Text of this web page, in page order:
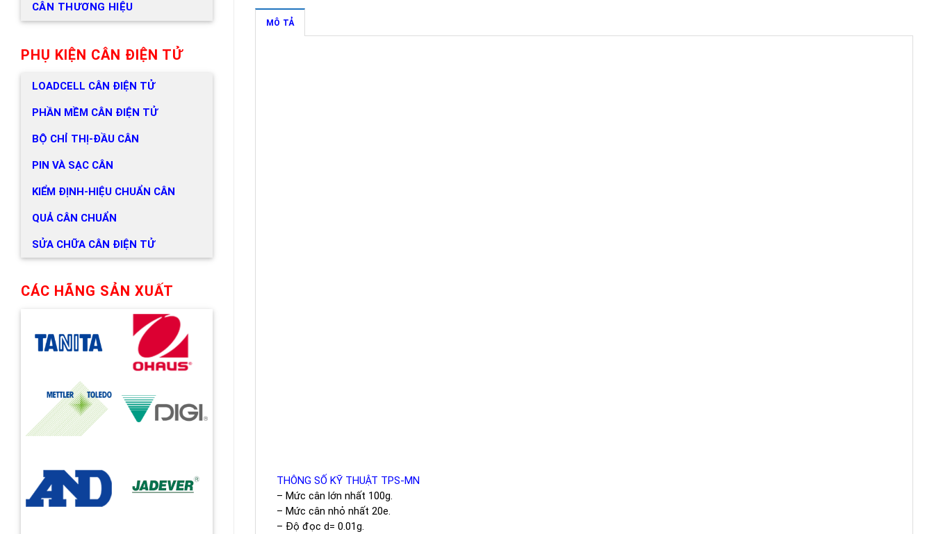
CÂN THƯƠNG HIỆU
PHỤ KIỆN CÂN ĐIỆN TỬ
LOADCELL CÂN ĐIỆN TỬ
PHẦN MỀM CÂN ĐIỆN TỬ
BỘ CHỈ THỊ-ĐẦU CÂN
PIN VÀ SẠC CÂN
KIỂM ĐỊNH-HIỆU CHUẨN CÂN
QUẢ CÂN CHUẨN
SỬA CHỮA CÂN ĐIỆN TỬ
CÁC HÃNG SẢN XUẤT
MÔ TẢ
THÔNG SỐ KỸ THUẬT TPS-MN
– Mức cân lớn nhất 100g.
– Mức cân nhỏ nhất 20e.
– Độ đọc d= 0.01g.